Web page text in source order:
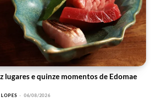
lugares e quinze momentos de Edomae
- 06/08/2026